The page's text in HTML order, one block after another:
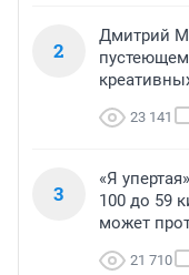
2
Дмитрий
23 141
3
«Я
100 до 59
может
21 710